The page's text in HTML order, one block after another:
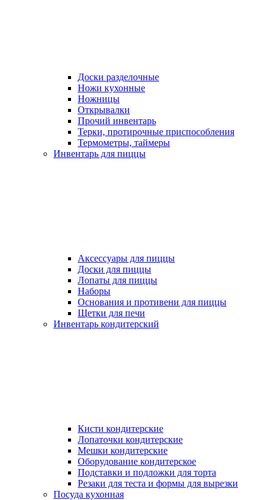
Доски разделочные
Ножи кухонные
Ножницы
Открывалки
Прочий инвентарь
Терки, протирочные приспособления
Термометры, таймеры
Инвентарь для пиццы
Аксессуары для пиццы
Доски для пиццы
Лопаты для пиццы
Наборы
Основания и противени для пиццы
Щетки для печи
Инвентарь кондитерский
Кисти кондитерские
Лопаточки кондитерские
Мешки кондитерские
Оборудование кондитерское
Подставки и подложки для торта
Резаки для теста и формы для вырезки
Посуда кухонная